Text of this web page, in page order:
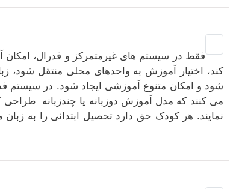
فقط در سیستم های غیرمتمرکز و فدرال،
کند، اختیار آموزش به واحدهای محلی منتقل
شود و امکان متنوع آموزشی ایجاد شود. در سیستم
می کنند که مدل آموزش دوزبانه یا چندزبانه طراحی
نمایند. هر کودک حق دارد تحصیل ابتدائی را به